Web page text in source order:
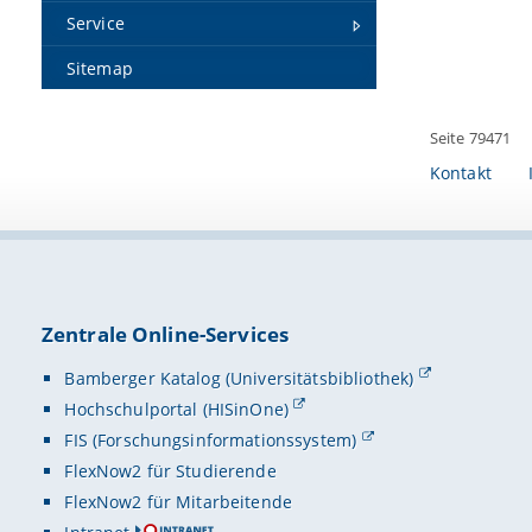
Service
Sitemap
&
Musik
»Was
und
Seite 79471
Kontakt
Zentrale Online-Services
Bamberger Katalog (Universitätsbibliothek)
Hochschulportal (HISinOne)
FIS (Forschungsinformationssystem)
FlexNow2 für Studierende
FlexNow2 für Mitarbeitende